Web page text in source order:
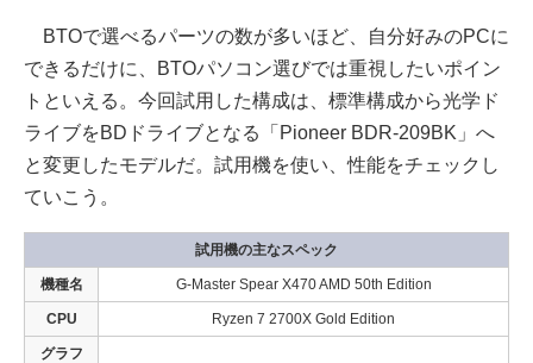
BTOで選べるパーツの数が多いほど、自分好みのPCに
できるだけに、BTOパソコン選びでは重視したいポイン
トといえる。今回試用した構成は、標準構成から光学ド
ライブをBDドライブとなる「Pioneer BDR-209BK」へ
と変更したモデルだ。試用機を使い、性能をチェックし
ていこう。
試用機の主なスペック
機種名 G-Master Spear X470 AMD 50th Edition
CPU Ryzen 7 2700X Gold Edition
グラフ